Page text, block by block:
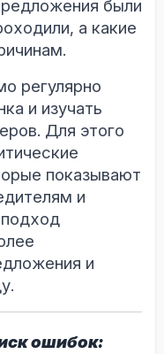
были
а какие
регулярно
и изучать
Для этого
показывают
и
и
ошибок: